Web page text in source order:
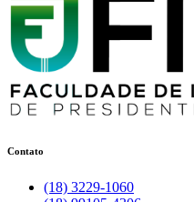
Contato
(18) 3229-1060